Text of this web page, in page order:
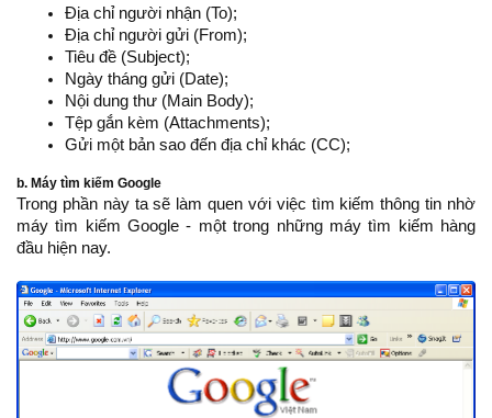
Địa chỉ người nhận (To);
Địa chỉ người gửi (From);
Tiêu đề (Subject);
Ngày tháng gửi (Date);
Nội dung thư (Main Body);
Tệp gắn kèm (Attachments);
Gửi một bản sao đến địa chỉ khác (CC);
b. Máy tìm kiếm Google
Trong phần này ta sẽ làm quen với việc tìm kiếm thông tin nhờ
máy tìm kiếm Google - một trong những máy tìm kiếm hàng
đầu hiện nay.